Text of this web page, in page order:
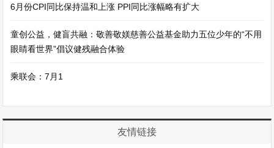
6月份CPI同比保持温和上涨 PPI同比涨幅略有扩大
童创公益，健盲共融：敬善敬媄慈善公益基金助力五位少年的“不用
眼睛看世界”倡议健残融合体验
乘联会：7月1
友情链接